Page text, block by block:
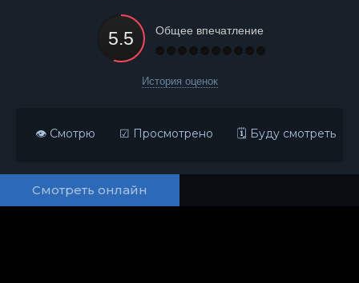
Общее впечатление
История оценок
👁 Смотрю ☑ Просмотрено 🗓 Буду смотреть
Смотреть онлайн